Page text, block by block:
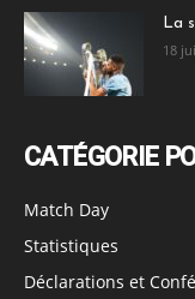
La
18
CATÉGORIE
Match Day
Statistiques
Déclarations et